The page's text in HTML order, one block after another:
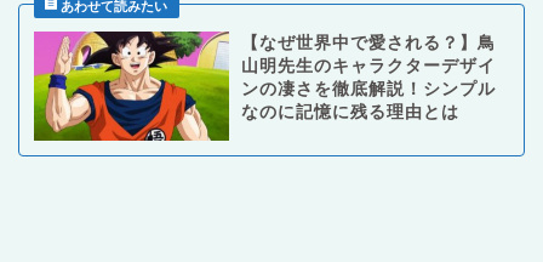
【なぜ世界中で愛される？】鳥
山明先生のキャラクターデザイ
ンの凄さを徹底解説！シンプル
なのに記憶に残る理由とは